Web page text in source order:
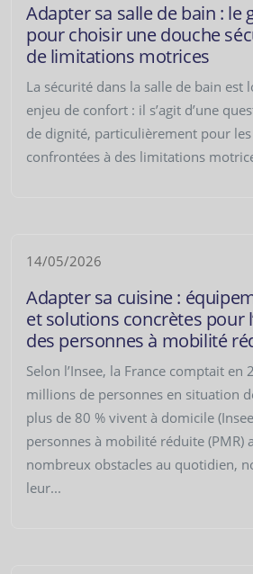
Adapter sa salle de bain : le
pour choisir une douche
de limitations motrices
La sécurité dans la salle de bain est
enjeu de confort : il s’agit d’une
de dignité, particulièrement pour
confrontées à des limitations
14/05/2026
Adapter sa cuisine :
et solutions concrètes pour
des personnes à mobilité
Selon l’Insee, la France comptait en
millions de personnes en situation
plus de 80 % vivent à domicile
personnes à mobilité réduite (PMR)
nombreux obstacles au quotidien,
leur...